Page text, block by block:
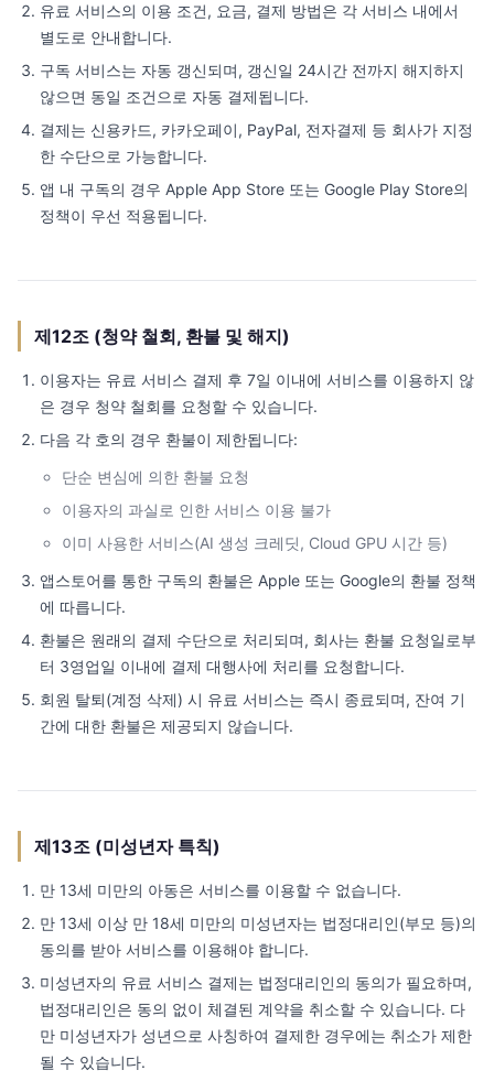
유료 서비스의 이용 조건, 요금, 결제 방법은 각 서비스 내에서
별도로 안내합니다.
구독 서비스는 자동 갱신되며, 갱신일 24시간 전까지 해지하지
않으면 동일 조건으로 자동 결제됩니다.
결제는 신용카드, 카카오페이, PayPal, 전자결제 등 회사가 지정
한 수단으로 가능합니다.
앱 내 구독의 경우 Apple App Store 또는 Google Play Store의
정책이 우선 적용됩니다.
제12조 (청약 철회, 환불 및 해지)
이용자는 유료 서비스 결제 후 7일 이내에 서비스를 이용하지 않
은 경우 청약 철회를 요청할 수 있습니다.
다음 각 호의 경우 환불이 제한됩니다:
단순 변심에 의한 환불 요청
이용자의 과실로 인한 서비스 이용 불가
이미 사용한 서비스(AI 생성 크레딧, Cloud GPU 시간 등)
앱스토어를 통한 구독의 환불은 Apple 또는 Google의 환불 정책
에 따릅니다.
환불은 원래의 결제 수단으로 처리되며, 회사는 환불 요청일로부
터 3영업일 이내에 결제 대행사에 처리를 요청합니다.
회원 탈퇴(계정 삭제) 시 유료 서비스는 즉시 종료되며, 잔여 기
간에 대한 환불은 제공되지 않습니다.
제13조 (미성년자 특칙)
만 13세 미만의 아동은 서비스를 이용할 수 없습니다.
만 13세 이상 만 18세 미만의 미성년자는 법정대리인(부모 등)의
동의를 받아 서비스를 이용해야 합니다.
미성년자의 유료 서비스 결제는 법정대리인의 동의가 필요하며,
법정대리인은 동의 없이 체결된 계약을 취소할 수 있습니다. 다
만 미성년자가 성년으로 사칭하여 결제한 경우에는 취소가 제한
될 수 있습니다.